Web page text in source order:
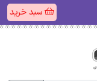
سبد خرید